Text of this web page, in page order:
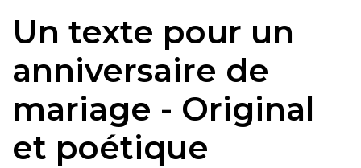
Un texte pour un
anniversaire de
mariage - Original
et poétique